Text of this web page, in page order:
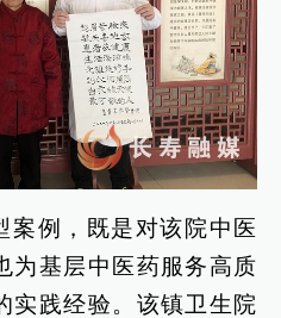
案例，既是对该院中医
为基层中医药服务高质
实践经验。该镇卫生院